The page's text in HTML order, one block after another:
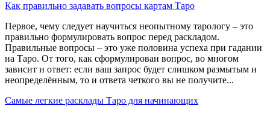
Как правильно задавать вопросы картам Таро
Первое, чему следует научиться неопытному тарологу – это
правильно формулировать вопрос перед раскладом.
Правильные вопросы – это уже половина успеха при гадании
на Таро. От того, как сформулирован вопрос, во многом
зависит и ответ: если ваш запрос будет слишком размытым и
неопределённым, то и ответа четкого вы не получите...
Самые легкие расклады Таро для начинающих